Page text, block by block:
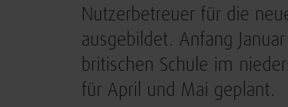
Nutzerbetreuer für die
ausgebildet. Anfang
britischen Schule im
für April und Mai geplant.